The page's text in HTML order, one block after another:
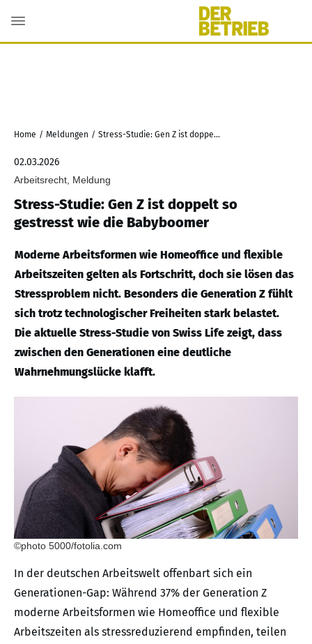
Home / Meldungen / Stress-Studie: Gen Z ist doppelt so gestresst wie die Babyboomer
02.03.2026
Arbeitsrecht, Meldung
Stress-Studie: Gen Z ist doppelt so
gestresst wie die Babyboomer
Moderne Arbeitsformen wie Homeoffice und flexible
Arbeitszeiten gelten als Fortschritt, doch sie lösen das
Stressproblem nicht. Besonders die Generation Z fühlt
sich trotz technologischer Freiheiten stark belastet.
Die aktuelle Stress-Studie von Swiss Life zeigt, dass
zwischen den Generationen eine deutliche
Wahrnehmungslücke klafft.
©photo 5000/fotolia.com
In der deutschen Arbeitswelt offenbart sich ein
Generationen-Gap: Während 37% der Generation Z
moderne Arbeitsformen wie Homeoffice und flexible
Arbeitszeiten als stressreduzierend empfinden, teilen